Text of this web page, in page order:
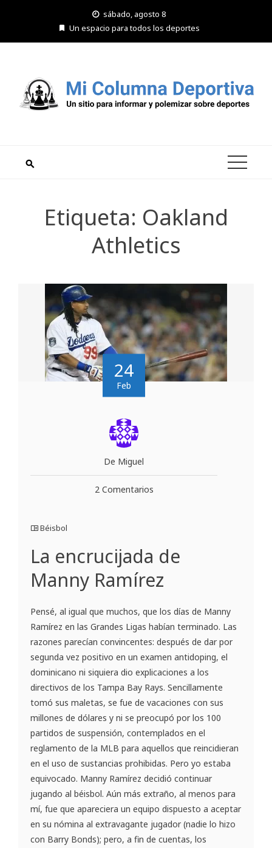
sábado, agosto 8
Un espacio para todos los deportes
Etiqueta: Oakland
Athletics
24
Feb
De Miguel
2 Comentarios
Béisbol
La encrucijada de
Manny Ramírez
Pensé, al igual que muchos, que los días de Manny
Ramírez en las Grandes Ligas habían terminado. Las
razones parecían convincentes: después de dar por
segunda vez positivo en un examen antidoping, el
dominicano ni siquiera dio explicaciones a los
directivos de los Tampa Bay Rays. Sencillamente
tomó sus maletas, se fue de vacaciones con sus
millones de dólares y ni se preocupó por los 100
partidos de suspensión, contemplados en el
reglamento de la MLB para aquellos que reincidieran
en el uso de sustancias prohibidas. Pero yo estaba
equivocado. Manny Ramírez decidió continuar
jugando al béisbol. Aún más extraño, al menos para
mí, fue que apareciera un equipo dispuesto a aceptar
en su nómina al extravagante jugador (nadie lo hizo
con Barry Bonds); pero, a fin de cuentas, los